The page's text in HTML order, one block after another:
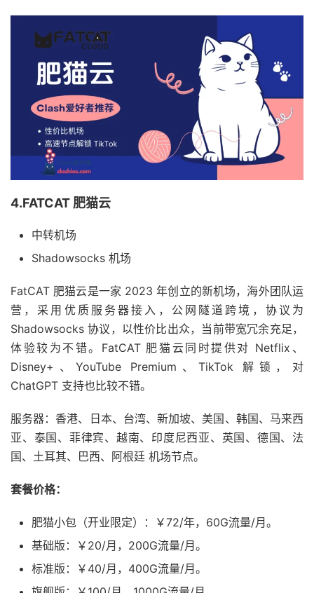
4.FATCAT 肥猫云
中转机场
Shadowsocks 机场
FatCAT 肥猫云是一家 2023 年创立的新机场，海外团队运
营，采用优质服务器接入，公网隧道跨境，协议为
Shadowsocks 协议，以性价比出众，当前带宽冗余充足，
体验较为不错。FatCAT 肥猫云同时提供对 Netflix、
Disney+、YouTube Premium、TikTok 解锁，对
ChatGPT 支持也比较不错。
服务器：香港、日本、台湾、新加坡、美国、韩国、马来西
亚、泰国、菲律宾、越南、印度尼西亚、英国、德国、法
国、土耳其、巴西、阿根廷 机场节点。
套餐价格：
肥猫小包（开业限定）：￥72/年，60G流量/月。
基础版：￥20/月，200G流量/月。
标准版：￥40/月，400G流量/月。